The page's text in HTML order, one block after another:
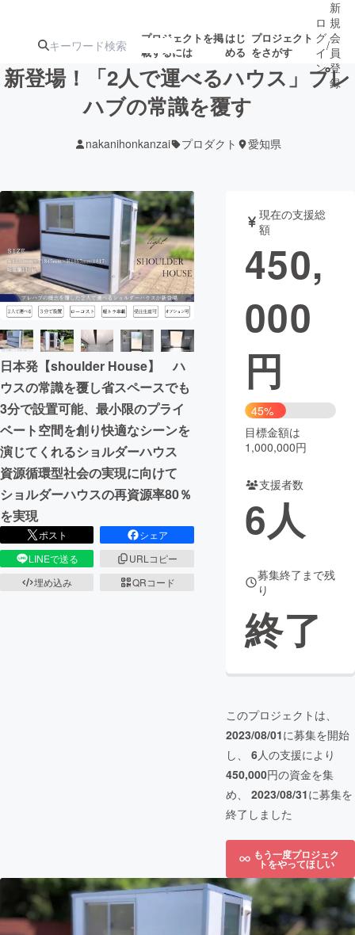
プロジェクトを掲
載するには
はじ
める
プロジェクト
をさがす
ターン
注目の新着プロ
ジェクト
募集終了が近いプ
ロジェクト
アート・写真 音楽
テクノロジー・ガジェット ゲーム・サ
映像・映画
ビジネス・起業
まちづくり・地域活性化
CAMPFIRE for Social Good
CAMPFIRE Creation
CAMPFIREふるさと納税
コミュニティ
ロ
グ
イ
ン
/
新
規
会
員
登
録
新登場！「2人で運べるハウス」プレ
ハブの常識を覆す
nakanihonkanzai プロダクト 愛知県
日本発【shoulder House】 ハ
ウスの常識を覆し省スペースでも
3分で設置可能、最小限のプライ
ベート空間を創り快適なシーンを
演じてくれるショルダーハウス
資源循環型社会の実現に向けて
ショルダーハウスの再資源率80％
を実現
ポスト
シェア
LINEで送る
URLコピー
埋め込み
QRコード
現在の支援総
額
450,
000
円
45%
目標金額は
1,000,000円
支援者数
6人
募集終了まで残
り
終了
このプロジェクトは、
2023/08/01に募集を開始
し、 6人の支援により
450,000円の資金を集
め、 2023/08/31に募集を
終了しました
もう一度プロジェク
トをやってほしい